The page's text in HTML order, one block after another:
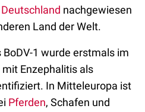
nachgewiesen
Land der Welt.
BoDV-1 wurde erstmals im
Enzephalitis als
In Mitteleuropa ist
Pferden, Schafen und